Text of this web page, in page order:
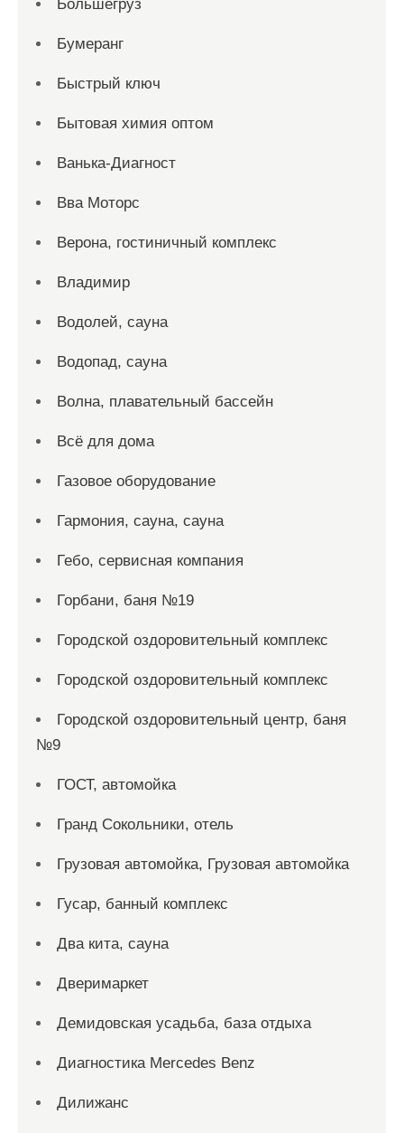
Большегруз
Бумеранг
Быстрый ключ
Бытовая химия оптом
Ванька-Диагност
Вва Моторс
Верона, гостиничный комплекс
Владимир
Водолей, сауна
Водопад, сауна
Волна, плавательный бассейн
Всё для дома
Газовое оборудование
Гармония, сауна, сауна
Гебо, сервисная компания
Горбани, баня №19
Городской оздоровительный комплекс
Городской оздоровительный комплекс
Городской оздоровительный центр, баня
№9
ГОСТ, автомойка
Гранд Сокольники, отель
Грузовая автомойка, Грузовая автомойка
Гусар, банный комплекс
Два кита, сауна
Дверимаркет
Демидовская усадьба, база отдыха
Диагностика Mercedes Benz
Дилижанс